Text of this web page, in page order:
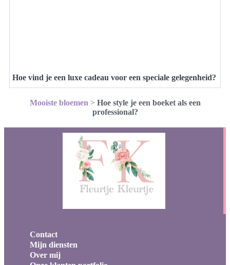
Hoe vind je een luxe cadeau voor een speciale gelegenheid?
Mooiste bloemen > Hoe style je een boeket als een
professional?
Contact
Mijn diensten
Over mij